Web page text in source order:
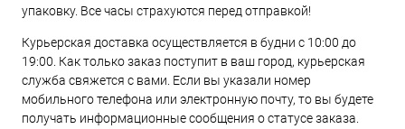
упаковку. Все часы страхуются перед отправкой!
Курьерская доставка осуществляется в будни с 10:00 до
19:00. Как только заказ поступит в ваш город, курьерская
служба свяжется с вами. Если вы указали номер
мобильного телефона или электронную почту, то вы будете
получать информационные сообщения о статусе заказа.